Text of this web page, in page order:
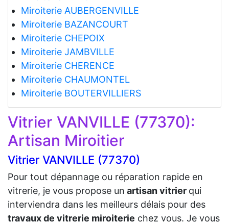
Miroiterie AUBERGENVILLE
Miroiterie BAZANCOURT
Miroiterie CHEPOIX
Miroiterie JAMBVILLE
Miroiterie CHERENCE
Miroiterie CHAUMONTEL
Miroiterie BOUTERVILLIERS
Vitrier VANVILLE (77370):
Artisan Miroitier
Vitrier VANVILLE (77370)
Pour tout dépannage ou réparation rapide en
vitrerie, je vous propose un artisan vitrier qui
interviendra dans les meilleurs délais pour des
travaux de vitrerie miroiterie chez vous. Je vous